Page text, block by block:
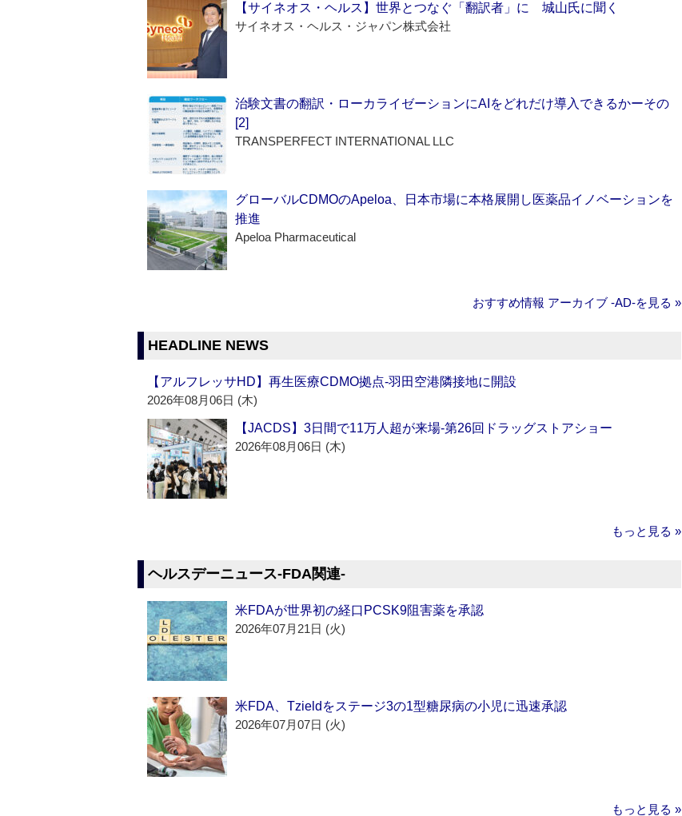
【サイネオス・ヘルス】世界とつなぐ「翻訳者」に 城山氏に聞く
サイネオス・ヘルス・ジャパン株式会社
治験文書の翻訳・ローカライゼーションにAIをどれだけ導入できるかーその
[2]
TRANSPERFECT INTERNATIONAL LLC
グローバルCDMOのApeloa、日本市場に本格展開し医薬品イノベーションを
推進
Apeloa Pharmaceutical
おすすめ情報 アーカイブ ‐AD‐を見る »
HEADLINE NEWS
【アルフレッサHD】再生医療CDMO拠点‐羽田空港隣接地に開設
2026年08月06日 (木)
【JACDS】3日間で11万人超が来場‐第26回ドラッグストアショー
2026年08月06日 (木)
もっと見る »
ヘルスデーニュース‐FDA関連‐
米FDAが世界初の経口PCSK9阻害薬を承認
2026年07月21日 (火)
米FDA、Tzieldをステージ3の1型糖尿病の小児に迅速承認
2026年07月07日 (火)
もっと見る »